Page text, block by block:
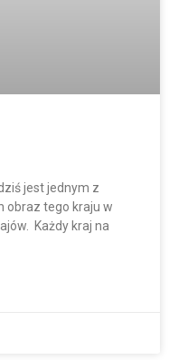
jest jednym z
obraz tego kraju w
Każdy kraj na